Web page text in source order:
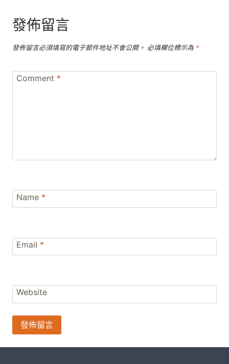
發佈留言
發佈留言必須填寫的電子郵件地址不會公開。 必填欄位標示為 *
Comment *
Name *
Email *
Website